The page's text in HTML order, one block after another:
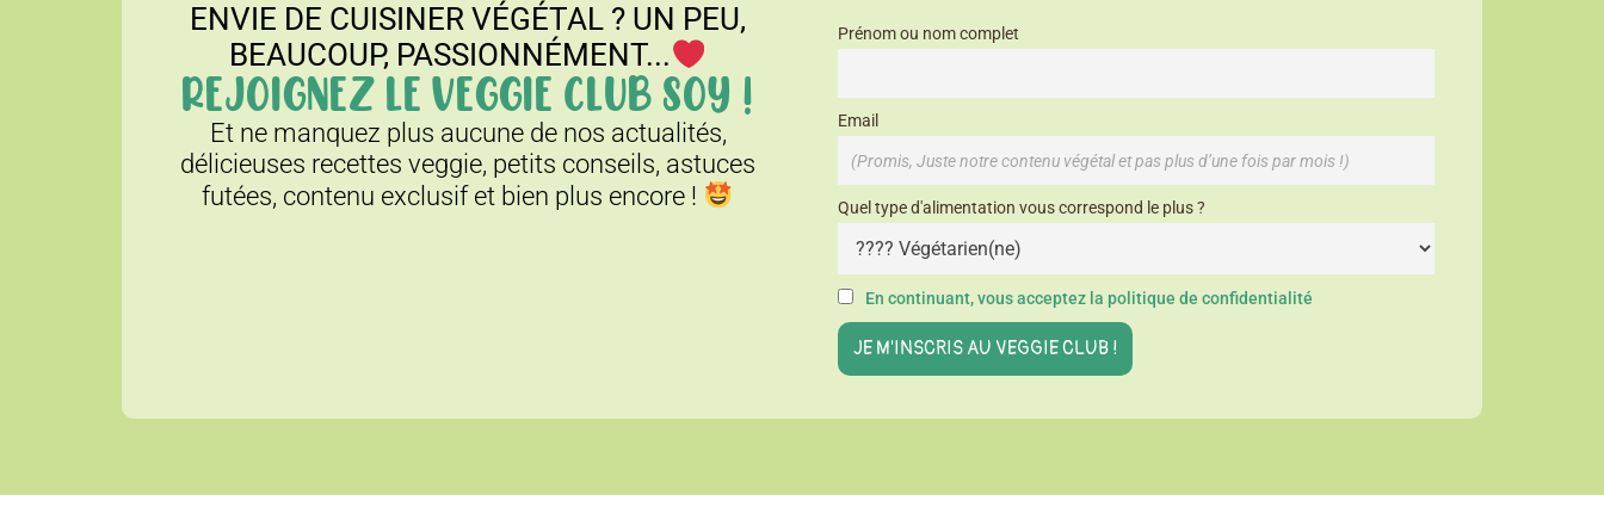
ENVIE DE CUISINER VÉGÉTAL ? UN PEU,
BEAUCOUP, PASSIONNÉMENT...
REJOIGNEZ LE VEGGIE CLUB SOY !
Et ne manquez plus aucune de nos actualités,
délicieuses recettes veggie, petits conseils, astuces
futées, contenu exclusif et bien plus encore !
Prénom ou nom complet
Email
Quel type d'alimentation vous correspond le plus ?
En continuant, vous acceptez la politique de confidentialité